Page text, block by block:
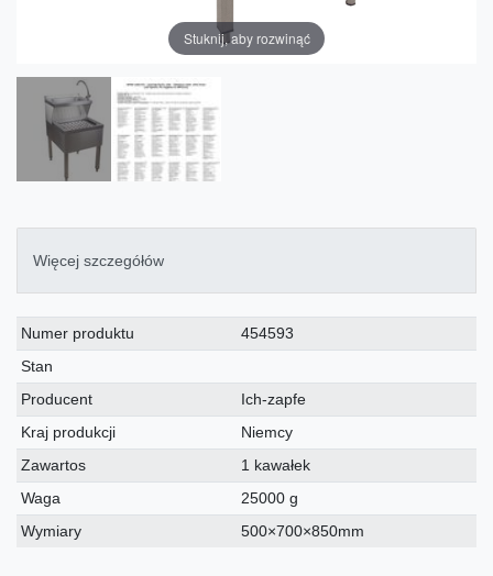
Stuknij, aby rozwinąć
Więcej szczegółów
Charakterystyka
techniczna
Wartość
Numer produktu
454593
Stan
Producent
Ich-zapfe
Kraj produkcji
Niemcy
Zawartos
1 kawałek
Waga
25000 g
Wymiary
500×700×850mm